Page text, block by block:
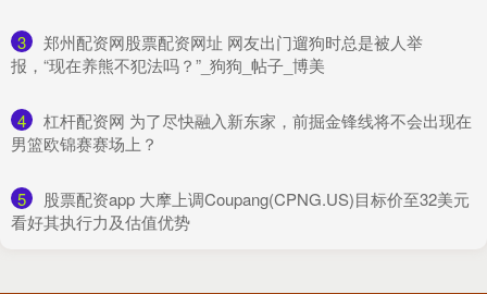
3
​郑州配资网股票配资网址 网友出门遛狗时总是被人举
报，“现在养熊不犯法吗？”_狗狗_帖子_博美
4
​杠杆配资网 为了尽快融入新东家，前掘金锋线将不会出现在
男篮欧锦赛赛场上？
5
​股票配资app 大摩上调Coupang(CPNG.US)目标价至32美元
看好其执行力及估值优势